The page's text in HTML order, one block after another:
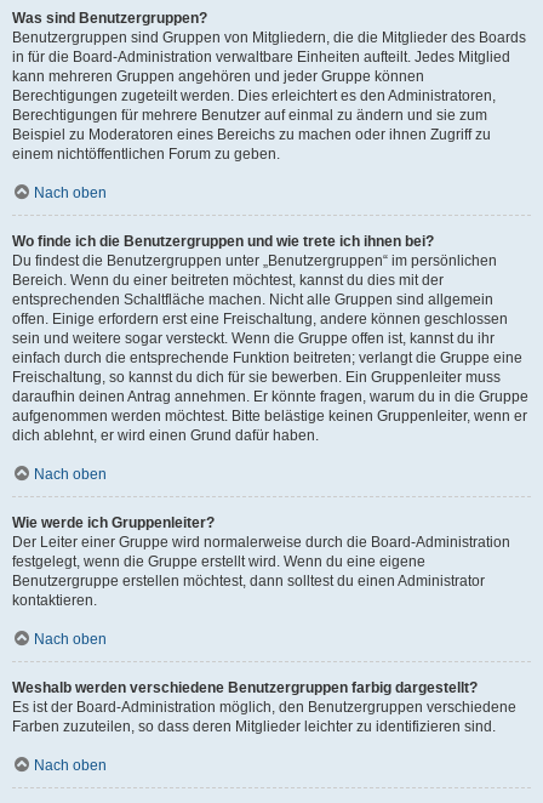
Was sind Benutzergruppen?
Benutzergruppen sind Gruppen von Mitgliedern, die die Mitglieder des Boards
in für die Board-Administration verwaltbare Einheiten aufteilt. Jedes Mitglied
kann mehreren Gruppen angehören und jeder Gruppe können
Berechtigungen zugeteilt werden. Dies erleichtert es den Administratoren,
Berechtigungen für mehrere Benutzer auf einmal zu ändern und sie zum
Beispiel zu Moderatoren eines Bereichs zu machen oder ihnen Zugriff zu
einem nichtöffentlichen Forum zu geben.
Nach oben
Wo finde ich die Benutzergruppen und wie trete ich ihnen bei?
Du findest die Benutzergruppen unter „Benutzergruppen“ im persönlichen
Bereich. Wenn du einer beitreten möchtest, kannst du dies mit der
entsprechenden Schaltfläche machen. Nicht alle Gruppen sind allgemein
offen. Einige erfordern erst eine Freischaltung, andere können geschlossen
sein und weitere sogar versteckt. Wenn die Gruppe offen ist, kannst du ihr
einfach durch die entsprechende Funktion beitreten; verlangt die Gruppe eine
Freischaltung, so kannst du dich für sie bewerben. Ein Gruppenleiter muss
daraufhin deinen Antrag annehmen. Er könnte fragen, warum du in die Gruppe
aufgenommen werden möchtest. Bitte belästige keinen Gruppenleiter, wenn er
dich ablehnt, er wird einen Grund dafür haben.
Nach oben
Wie werde ich Gruppenleiter?
Der Leiter einer Gruppe wird normalerweise durch die Board-Administration
festgelegt, wenn die Gruppe erstellt wird. Wenn du eine eigene
Benutzergruppe erstellen möchtest, dann solltest du einen Administrator
kontaktieren.
Nach oben
Weshalb werden verschiedene Benutzergruppen farbig dargestellt?
Es ist der Board-Administration möglich, den Benutzergruppen verschiedene
Farben zuzuteilen, so dass deren Mitglieder leichter zu identifizieren sind.
Nach oben